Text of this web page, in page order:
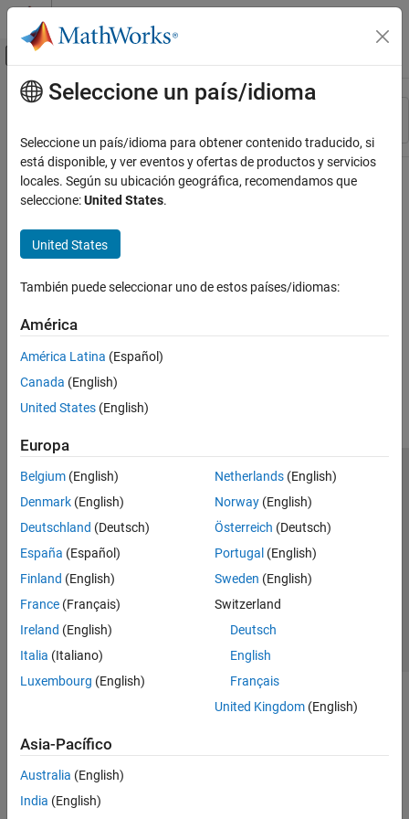
Saltar al contenido
Mostrar/ocultar menú de navegación
Recurso
Contenido principal
Seleccione un país/idioma
Seleccione un país/idioma para obtener contenido traducido, si
está disponible, y ver eventos y ofertas de productos y servicios
locales. Según su ubicación geográfica, recomendamos que
seleccione:United States.
United States
También puede seleccionar uno de estos países/idiomas:
América
América Latina (Español)
Canada (English)
United States (English)
Europa
Belgium (English)
Denmark (English)
Deutschland (Deutsch)
España (Español)
Finland (English)
France (Français)
Ireland (English)
Italia (Italiano)
Luxembourg (English)
Netherlands(English)
Norway(English)
Österreich (Deutsch)
Portugal (English)
Sweden (English)
Switzerland
Deutsch
English
Français
United Kingdom(English)
Asia-Pacífico
Australia (English)
India (English)
Centro de confianza
Marcas comerciales
Política de privacidad
Antipiratería
Estado de las aplicaciones
Información de contacto
© 1994-2026 The MathWorks, Inc.
Seleccione un país/